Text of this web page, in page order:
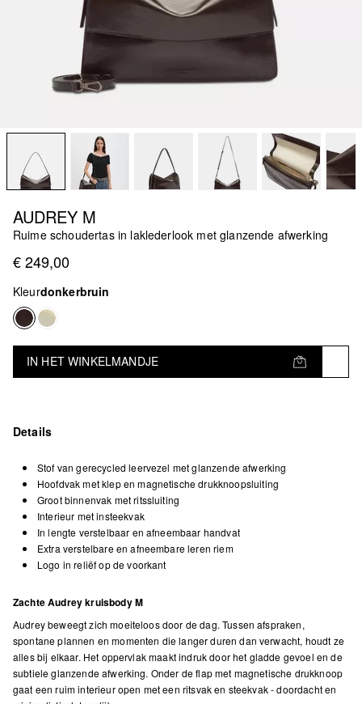
AUDREY M
Ruime schoudertas in laklederlook met glanzende afwerking
€ 249,00
Kleurdonkerbruin
IN HET WINKELMANDJE
Details
Stof van gerecycled leervezel met glanzende afwerking
Hoofdvak met klep en magnetische drukknoopsluiting
Groot binnenvak met ritssluiting
Interieur met insteekvak
In lengte verstelbaar en afneembaar handvat
Extra verstelbare en afneembare leren riem
Logo in reliëf op de voorkant
Zachte Audrey kruisbody M
Audrey beweegt zich moeiteloos door de dag. Tussen afspraken,
spontane plannen en momenten die langer duren dan verwacht, houdt ze
alles bij elkaar. Het oppervlak maakt indruk door het gladde gevoel en de
subtiele glanzende afwerking. Onder de flap met magnetische drukknoop
gaat een ruim interieur open met een ritsvak en steekvak - doordacht en